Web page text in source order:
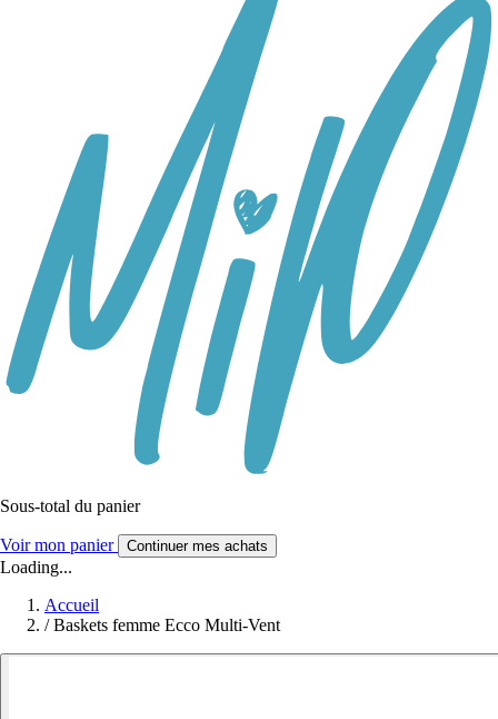
Sous-total du panier
Voir mon panier Continuer mes achats
Loading...
Accueil
/ Baskets femme Ecco Multi-Vent